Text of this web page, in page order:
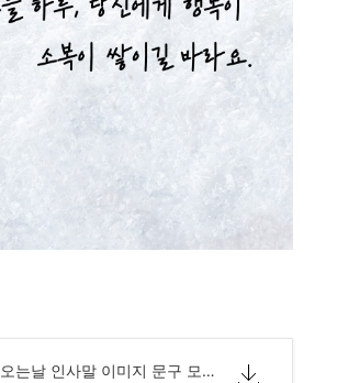
6 눈 오는날 인사말 이미지 문구 모음.png